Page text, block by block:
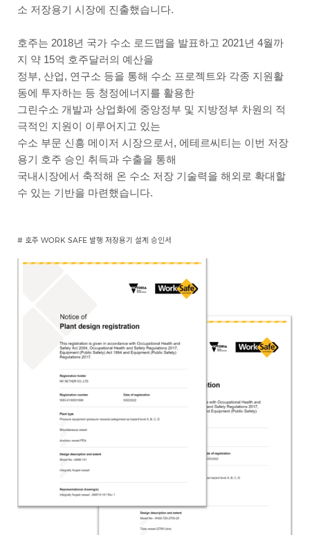
소 저장용기 시장에 진출했습니다.
호주는 2018년 국가 수소 로드맵을 발표하고 2021년 4월까
지 약 15억 호주달러의 예산을
정부, 산업, 연구소 등을 통해 수소 프로젝트와 각종 지원활
동에 투자하는 등 청정에너지를 활용한
그린수소 개발과 상업화에 중앙정부 및 지방정부 차원의 적
극적인 지원이 이루어지고 있는
수소 부문 신흥 메이저 시장으로서, 에테르씨티는 이번 저장
용기 호주 승인 취득과 수출을 통해
국내시장에서 축적해 온 수소 저장 기술력을 해외로 확대할
수 있는 기반을 마련했습니다.
# 호주 WORK SAFE 발행 저장용기 설계 승인서